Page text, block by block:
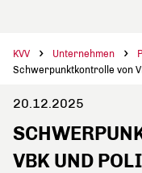
KVV Unternehmen
Schwerpunktkontrolle von
20.12.2025
VBK UND